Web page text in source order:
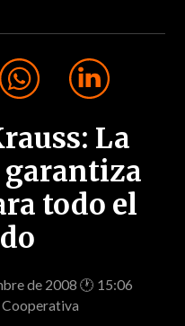
La
garantiza
todo el
de 2008 🕐 15:06
Cooperativa